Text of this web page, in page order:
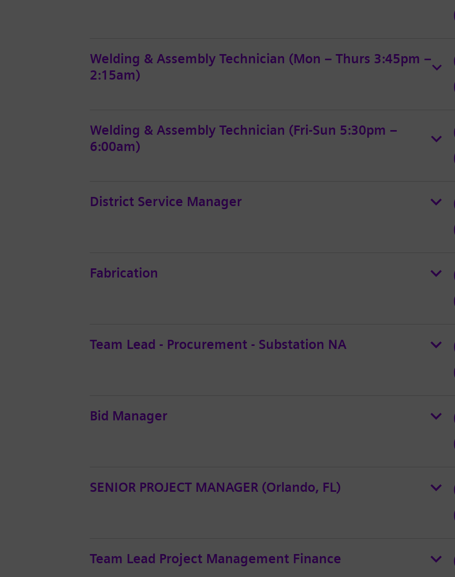
Welding & Assembly Technician (Mon – Thurs 3:45pm –
2:15am)
Welding & Assembly Technician (Fri-Sun 5:30pm –
6:00am)
District Service Manager
Fabrication
Team Lead - Procurement - Substation NA
Bid Manager
SENIOR PROJECT MANAGER (Orlando, FL)
Team Lead Project Management Finance